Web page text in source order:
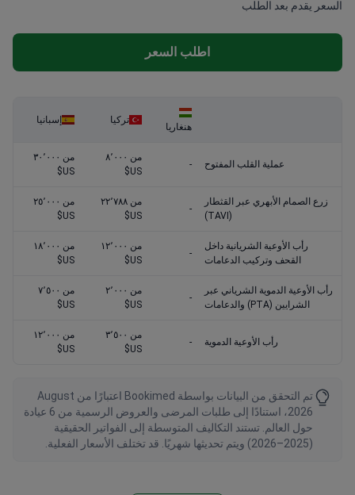
السعر يقدم بعد الطلب
اطلب السعر
هنغاريا
تركيا إسبانيا
عملية القلب المفتوح -
من ٨٬٠٠٠
US$
من ٣٠٬٠٠٠
US$
زرع الصمام الأبهري عبر القثطار
(TAVI)
-
من ٢٢٬٧٨٨
US$
من ٢٥٬٠٠٠
US$
رأب الأوعية الشريانية داخل
القحف وتركيب الدعامات
-
من ١٢٬٠٠٠
US$
من ١٨٬٠٠٠
US$
رأب الأوعية الدموية الشرياني عبر
الشرايين (PTA) والدعامات
-
من ٢٬٠٠٠
US$
من ٧٬٥٠٠
US$
رأب الأوعية الدموية -
من ٣٬٥٠٠
US$
من ١٢٬٠٠٠
US$
تم التحقق من البيانات بواسطة Bookimed اعتبارًا من August
2026، استنادًا إلى طلبات المرضى والعروض الرسمية من 6 عيادة
حول العالم. تستند التكاليف المتوسطة إلى الفواتير الحقيقية
(2025–2026) ويتم تحديثها شهريًا. قد تختلف الأسعار الفعلية.